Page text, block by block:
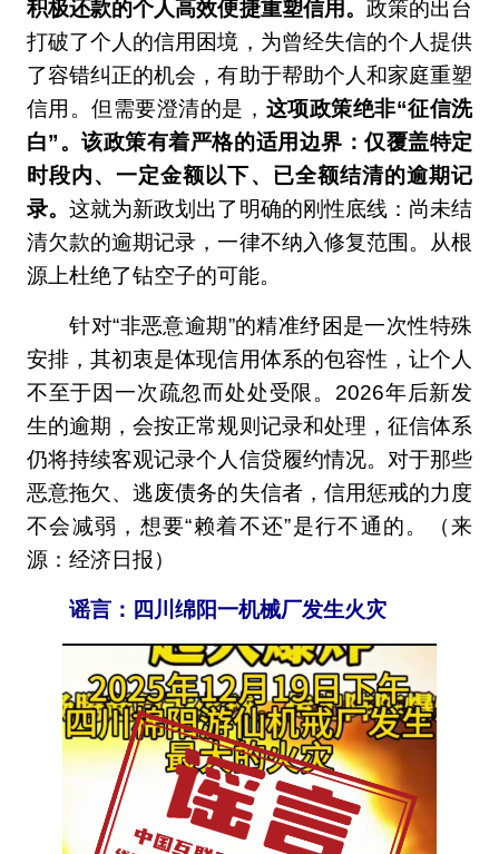
积极还款的个人高效便捷重塑信用。 政策的出台
打破了个人的信用困境，为曾经失信的个人提供
了容错纠正的机会，有助于帮助个人和家庭重塑
信用。但需要澄清的是， 这项政策绝非“征信洗
白”。该政策有着严格的适用边界：仅覆盖特定
时段内、一定金额以下、已全额结清的逾期记
录。这就为新政划出了明确的刚性底线：尚未结
清欠款的逾期记录，一律不纳入修复范围。从根
源上杜绝了钻空子的可能。
针对“非恶意逾期”的精准纾困是一次性特殊
安排，其初衷是体现信用体系的包容性，让个人
不至于因一次疏忽而处处受限。2026年后新发
生的逾期，会按正常规则记录和处理，征信体系
仍将持续客观记录个人信贷履约情况。对于那些
恶意拖欠、逃废债务的失信者，信用惩戒的力度
不会减弱，想要“赖着不还”是行不通的。（来
源：经济日报）
谣言：四川绵阳一机械厂发生火灾